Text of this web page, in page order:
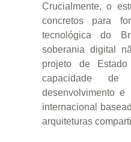
Crucialmente, o
concretos para
tecnológica do
soberania digital
projeto de
capacidade de
desenvolvimento e
internacional
arquiteturas